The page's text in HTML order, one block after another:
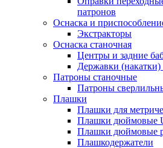
патронов
Оснаска и
Экстракторы
Оснаска станочная
Центры и задние
Державки
Патроны станочные
Патроны
Плашки
Плашки для
Плашки дюймовые
Плашки дюймовые
Плашкодержатели